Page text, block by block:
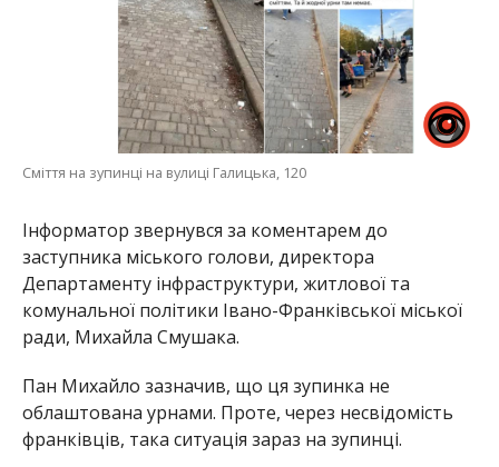
Сміття на зупинці на вулиці Галицька, 120
Інформатор звернувся за коментарем до
заступника міського голови, директора
Департаменту інфраструктури, житлової та
комунальної політики Івано-Франківської міської
ради, Михайла Смушака.
Пан Михайло зазначив, що ця зупинка не
облаштована урнами. Проте, через несвідомість
франківців, така ситуація зараз на зупинці.